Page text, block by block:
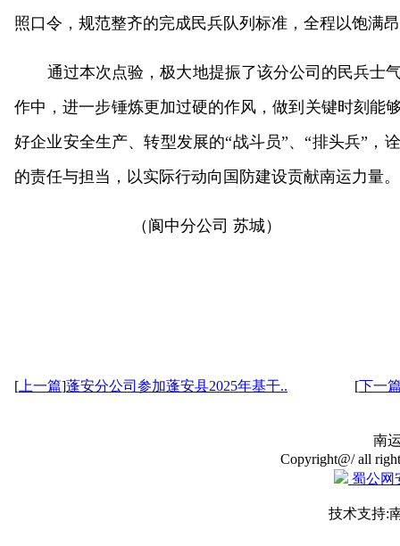
照口令，规范整齐的完成民兵队列标准，全程以饱满
通过本次点验，极大地提振了该分公司的民兵士
作中，进一步锤炼更加过硬的作风，做到关键时刻能
好企业安全生产、转型发展的“战斗员”、“排头兵”，
的责任与担当，以实际行动向国防建设贡献南运力量。
（阆中分公司 苏城）
[ 上一篇]蓬安分公司参加蓬安县2025年基干.. [下一
南
Copyright@/ all
蜀公网
技术支持: